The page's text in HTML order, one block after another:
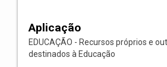
Aplicação
EDUCAÇÃO - Recursos próprios e
destinados à Educação